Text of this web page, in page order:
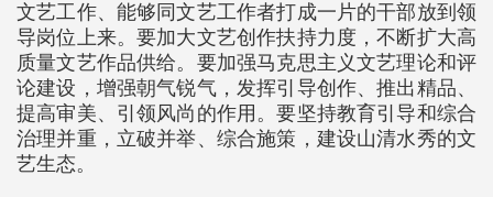
文艺工作、能够同文艺工作者打成一片的干部放到领
导岗位上来。要加大文艺创作扶持力度，不断扩大高
质量文艺作品供给。要加强马克思主义文艺理论和评
论建设，增强朝气锐气，发挥引导创作、推出精品、
提高审美、引领风尚的作用。要坚持教育引导和综合
治理并重，立破并举、综合施策，建设山清水秀的文
艺生态。